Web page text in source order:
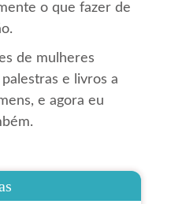
o que fazer de
de mulheres
e livros a
e agora eu